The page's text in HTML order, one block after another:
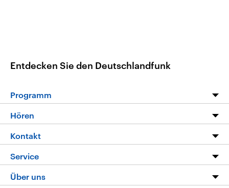
Entdecken Sie den Deutschlandfunk
Programm
Programm
Die Nachrichten
Nachrichtenleicht
Neue Beiträge auf dlf.de
Hören
Livestream
Podcasts
Deutschlandfunk App
Kontakt
Hörerservice
Service
FAQ
Über uns